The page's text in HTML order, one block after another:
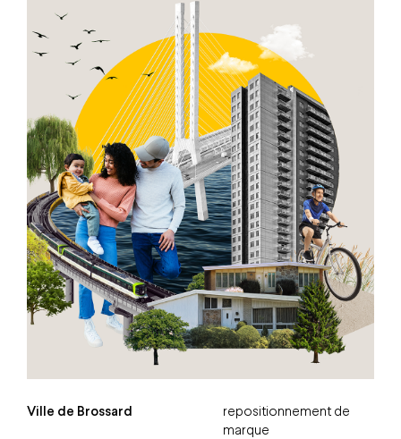
Ville de Brossard
repositionnement de
marque